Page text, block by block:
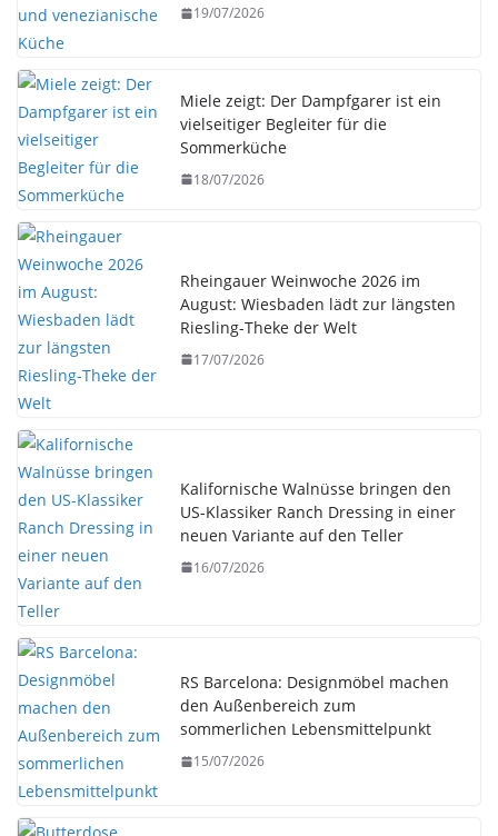
19/07/2026
Miele zeigt: Der Dampfgarer ist ein
vielseitiger Begleiter für die
Sommerküche
18/07/2026
Rheingauer Weinwoche 2026 im
August: Wiesbaden lädt zur längsten
Riesling-Theke der Welt
17/07/2026
Kalifornische Walnüsse bringen den
US-Klassiker Ranch Dressing in einer
neuen Variante auf den Teller
16/07/2026
RS Barcelona: Designmöbel machen
den Außenbereich zum
sommerlichen Lebensmittelpunkt
15/07/2026